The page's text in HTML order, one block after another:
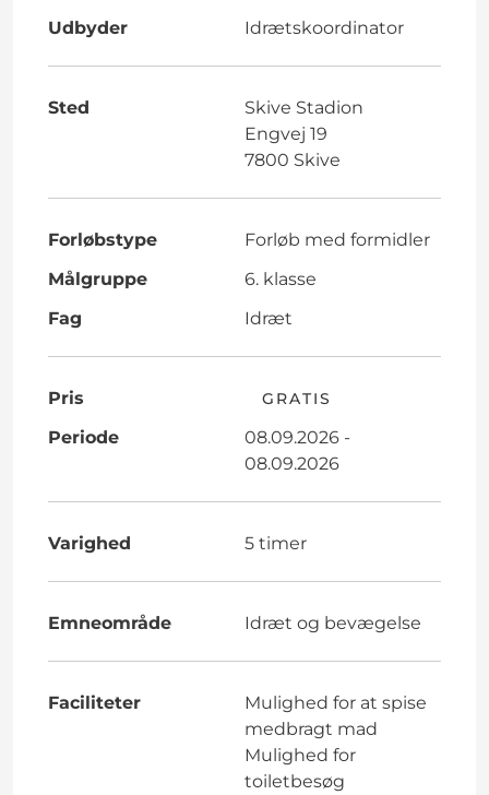
Udbyder Idrætskoordinator
Sted
Skive Stadion
Engvej 19
7800 Skive
Forløbstype
Forløb med formidler
Målgruppe
6. klasse
Fag
Idræt
Pris GRATIS
Periode
08.09.2026 -
08.09.2026
Varighed 5 timer
Emneområde Idræt og bevægelse
Faciliteter
Mulighed for at spise
medbragt mad
Mulighed for
toiletbesøg